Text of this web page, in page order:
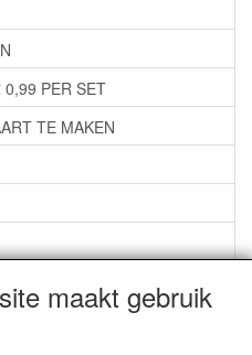
maakt gebruik
PER SET
TE MAKEN
STEMPELS
TOEBEHOREN